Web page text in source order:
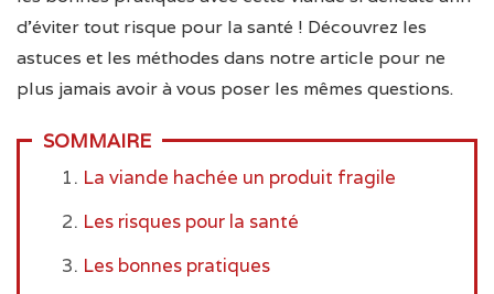
d’éviter tout risque pour la santé ! Découvrez les
astuces et les méthodes dans notre article pour ne
plus jamais avoir à vous poser les mêmes questions.
SOMMAIRE
La viande hachée un produit fragile
Les risques pour la santé
Les bonnes pratiques